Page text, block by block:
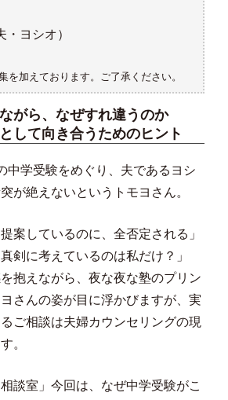
・ヨシオ）
を加えております。ご了承ください。
がら、なぜすれ違うのか
して向き合うためのヒント
中学受験をめぐり、夫であるヨシ
が絶えないというトモヨさん。
案しているのに、全否定される」
剣に考えているのは私だけ？」
抱えながら、夜な夜な塾のプリン
さんの姿が目に浮かびますが、実
ご相談は夫婦カウンセリングの現
。
談室」今回は、なぜ中学受験がこ